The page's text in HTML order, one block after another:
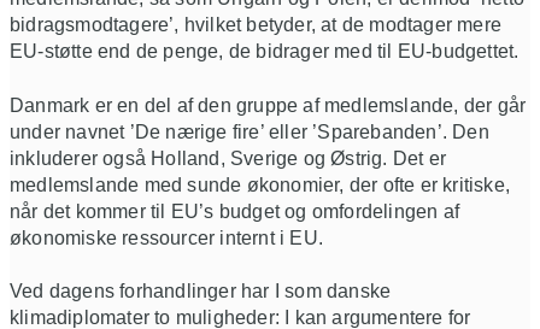
bidragsmodtagere’, hvilket betyder, at de modtager mere
EU-støtte end de penge, de bidrager med til EU-budgettet.
Danmark er en del af den gruppe af medlemslande, der går
under navnet ’De nærige fire’ eller ’Sparebanden’. Den
inkluderer også Holland, Sverige og Østrig. Det er
medlemslande med sunde økonomier, der ofte er kritiske,
når det kommer til EU’s budget og omfordelingen af
økonomiske ressourcer internt i EU.
Ved dagens forhandlinger har I som danske
klimadiplomater to muligheder: I kan argumentere for